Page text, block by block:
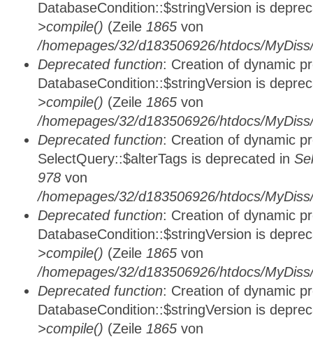
DatabaseCondition::$stringVersion is
>compile() (Zeile 1865 von
/homepages/32/d183506926/htdocs/
Deprecated function: Creation of dynamic
DatabaseCondition::$stringVersion is
>compile() (Zeile 1865 von
/homepages/32/d183506926/htdocs/
Deprecated function: Creation of dynamic
SelectQuery::$alterTags is deprecated in
978 von
/homepages/32/d183506926/htdocs/
Deprecated function: Creation of dynamic
DatabaseCondition::$stringVersion is
>compile() (Zeile 1865 von
/homepages/32/d183506926/htdocs/
Deprecated function: Creation of dynamic
DatabaseCondition::$stringVersion is
>compile() (Zeile 1865 von